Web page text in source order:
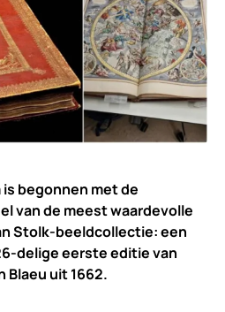
begonnen met de
van de meest waardevolle
Stolk-beeldcollectie: een
delige eerste editie van
Blaeu uit 1662.